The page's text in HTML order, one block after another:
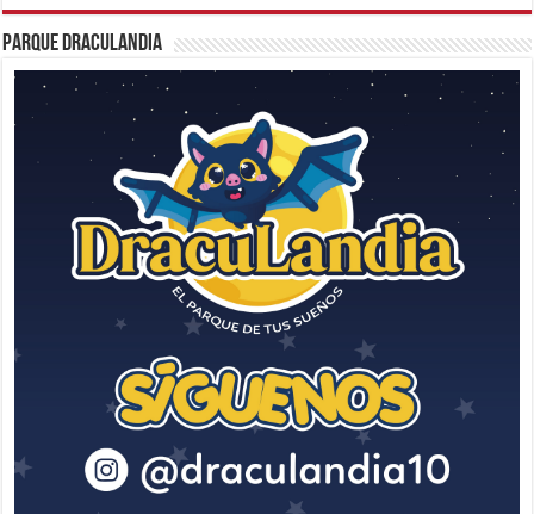
Parque Draculandia